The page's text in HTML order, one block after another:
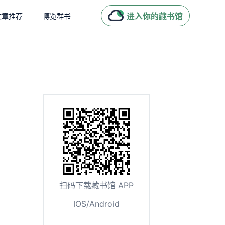
章推荐 博览群书 进入你的藏书馆
扫码下载藏书馆 APP
IOS/Android